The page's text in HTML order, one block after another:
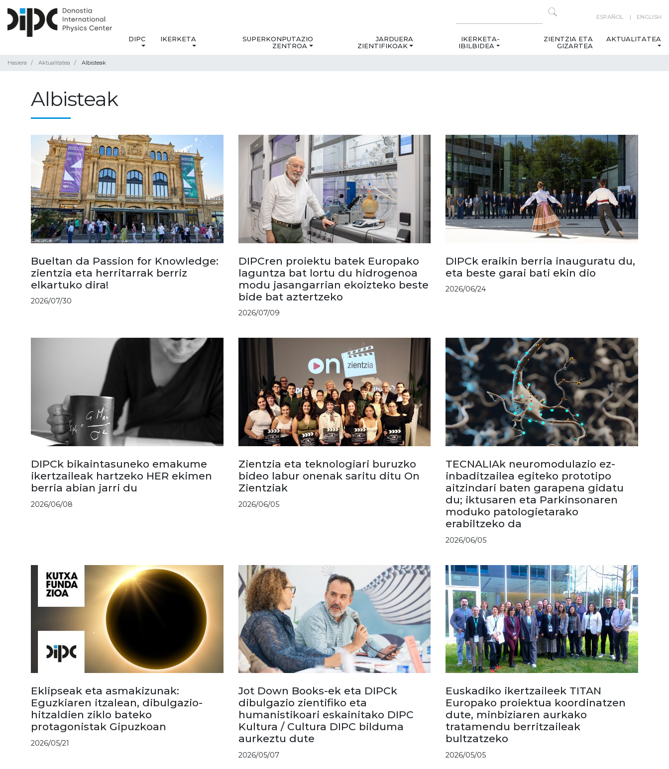
ESPAÑOL ENGLISH
DIPC IKERKETA
SUPERKONPUTAZIO
ZENTROA
JARDUERA
ZIENTIFIKOAK
IKERKETA-
IBILBIDEA
ZIENTZIA ETA
GIZARTEA
AKTUALITATEA
Hasiera Aktualitatea Albisteak
Albisteak
Bueltan da Passion for Knowledge:
zientzia eta herritarrak berriz
elkartuko dira!
2026/07/30
DIPCren proiektu batek Europako
laguntza bat lortu du hidrogenoa
modu jasangarrian ekoizteko beste
bide bat aztertzeko
2026/07/09
DIPCk eraikin berria inauguratu du,
eta beste garai bati ekin dio
2026/06/24
DIPCk bikaintasuneko emakume
ikertzaileak hartzeko HER ekimen
berria abian jarri du
2026/06/08
Zientzia eta teknologiari buruzko
bideo labur onenak saritu ditu On
Zientziak
2026/06/05
TECNALIAk neuromodulazio ez-
inbaditzailea egiteko prototipo
aitzindari baten garapena gidatu
du; iktusaren eta Parkinsonaren
moduko patologietarako
erabiltzeko da
2026/06/05
Eklipseak eta asmakizunak:
Eguzkiaren itzalean, dibulgazio-
hitzaldien ziklo bateko
protagonistak Gipuzkoan
2026/05/21
Jot Down Books-ek eta DIPCk
dibulgazio zientifiko eta
humanistikoari eskainitako DIPC
Kultura / Cultura DIPC bilduma
aurkeztu dute
2026/05/07
Euskadiko ikertzaileek TITAN
Europako proiektua koordinatzen
dute, minbiziaren aurkako
tratamendu berritzaileak
bultzatzeko
2026/05/05